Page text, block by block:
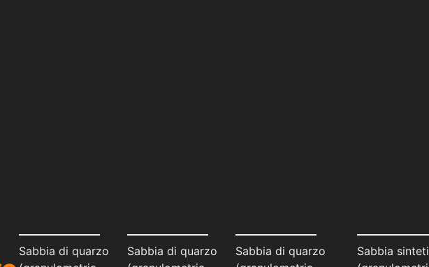
Sabbia di quarzo
Sabbia di quarzo
Sabbia di quarzo
Sabbia